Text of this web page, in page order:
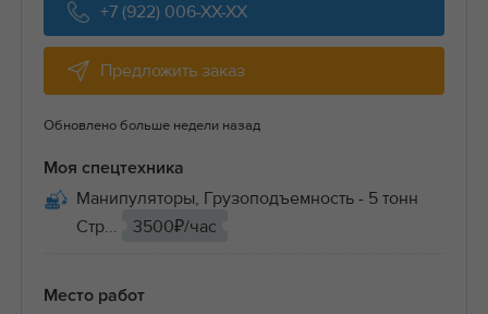
+7 (922) 006-XX-XX
Предложить заказ
Обновлено больше недели назад
Моя спецтехника
Манипуляторы, Грузоподъемность - 5 тонн
Стр...
3500₽/час
Место работ